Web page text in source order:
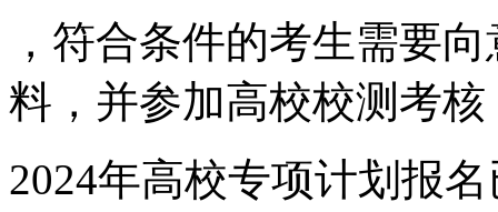
，符合条件的考生需要
料，并参加高校校测考
2024年高校专项计划报